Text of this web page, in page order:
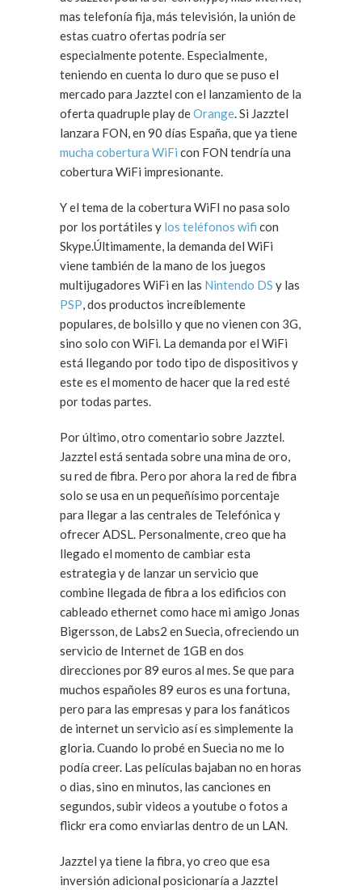
mas telefonía fija, más televisión, la unión de
estas cuatro ofertas podría ser
especialmente potente. Especialmente,
teniendo en cuenta lo duro que se puso el
mercado para Jazztel con el lanzamiento de la
oferta quadruple play deOrange. Si Jazztel
lanzara FON, en 90 días España, que ya tiene
mucha cobertura WiFi con FON tendría una
cobertura WiFi impresionante.
Y el tema de la cobertura WiFI no pasa solo
por los portátiles y los teléfonos wifi con
Skype.Últimamente, la demanda del WiFi
viene también de la mano de los juegos
multijugadores WiFi en las Nintendo DS y las
PSP, dos productos increíblemente
populares, de bolsillo y que no vienen con 3G,
sino solo con WiFi. La demanda por el WiFi
está llegando por todo tipo de dispositivos y
este es el momento de hacer que la red esté
por todas partes.
Por último, otro comentario sobre Jazztel.
Jazztel está sentada sobre una mina de oro,
su red de fibra. Pero por ahora la red de fibra
solo se usa en un pequeñísimo porcentaje
para llegar a las centrales de Telefónica y
ofrecer ADSL. Personalmente, creo que ha
llegado el momento de cambiar esta
estrategia y de lanzar un servicio que
combine llegada de fibra a los edificios con
cableado ethernet como hace mi amigo Jonas
Bigersson, de Labs2 en Suecia, ofreciendo un
servicio de Internet de 1GB en dos
direcciones por 89 euros al mes. Se que para
muchos españoles 89 euros es una fortuna,
pero para las empresas y para los fanáticos
de internet un servicio así es simplemente la
gloria. Cuando lo probé en Suecia no me lo
podía creer. Las películas bajaban no en horas
o dias, sino en minutos, las canciones en
segundos, subir videos a youtube o fotos a
flickr era como enviarlas dentro de un LAN.
Jazztel ya tiene la fibra, yo creo que esa
inversión adicional posicionaría a Jazztel